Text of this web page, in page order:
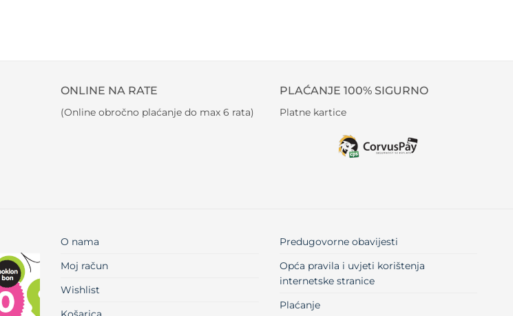
ONLINE NA RATE
(Online obročno plaćanje do max 6 rata)
PLAĆANJE 100% SIGURNO
Platne kartice
O nama
Moj račun
Wishlist
Predugovorne obavijesti
Opća pravila i uvjeti korištenja
internetske stranice
Plaćanje